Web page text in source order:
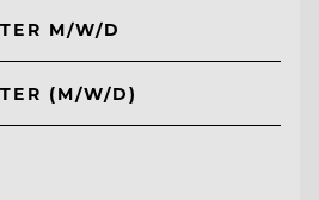
M/W/D
(M/W/D)